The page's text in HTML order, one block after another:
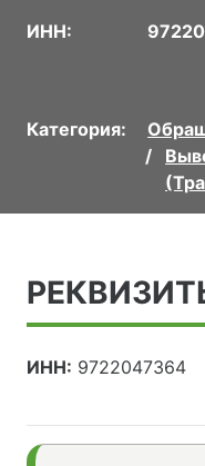
ИНН:
Категория:
ИНН: 9722047364